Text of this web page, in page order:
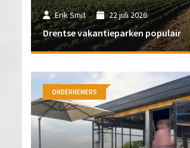
Erik Smit 22 juli 2026
Drentse vakantieparken populair
ONDERNEMERS